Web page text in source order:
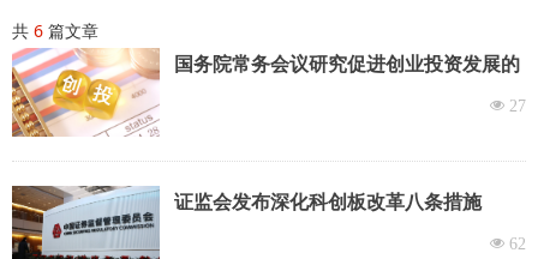
共 6 篇文章
国务院常务会议研究促进创业投资发展的
넶 27
证监会发布深化科创板改革八条措施
넶 62